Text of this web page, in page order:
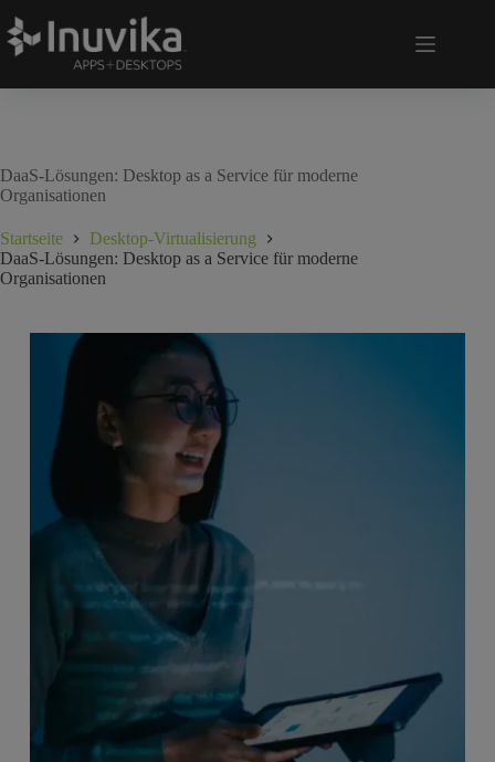
DaaS-Lösungen: Desktop as a Service für moderne
Organisationen
Startseite
Desktop-Virtualisierung
DaaS-Lösungen: Desktop as a Service für moderne
Organisationen